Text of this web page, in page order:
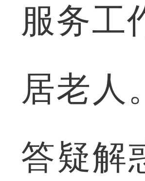
服务工
居老人
答疑解